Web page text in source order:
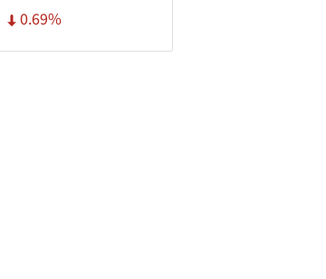
0.69%